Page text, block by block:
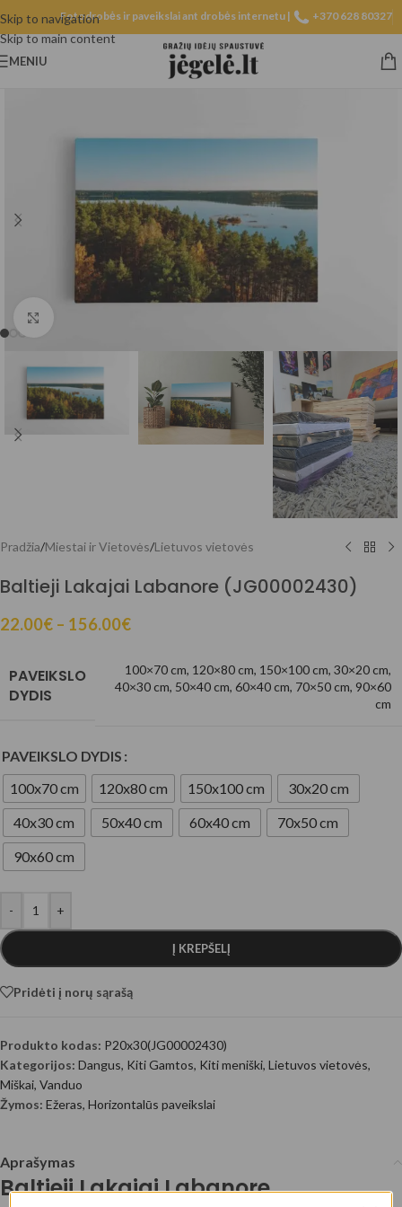
Skip to navigation
Skip to main content
Fotodrobės ir paveikslai ant drobės internetu | +370 628 80327
MENIU
Pradžia/Miestai ir Vietovės/Lietuvos vietovės
Baltieji Lakajai Labanore (JG00002430)
22.00€ – 156.00€
PAVEIKSLO
DYDIS
100×70 cm, 120×80 cm, 150×100 cm, 30×20 cm,
40×30 cm, 50×40 cm, 60×40 cm, 70×50 cm, 90×60
cm
PAVEIKSLO DYDIS
100x70 cm
120x80 cm 150x100 cm
30x20 cm
40x30 cm
50x40 cm 60x40 cm
70x50 cm
90x60 cm
- +
Į KREPŠELĮ
Pridėti į norų sąrašą
Produkto kodas: P20x30(JG00002430)
Kategorijos: Dangus, Kiti Gamtos, Kiti meniški, Lietuvos vietovės,
Miškai, Vanduo
Žymos: Ežeras, Horizontalūs paveikslai
Aprašymas
Baltieji Lakajai Labanore